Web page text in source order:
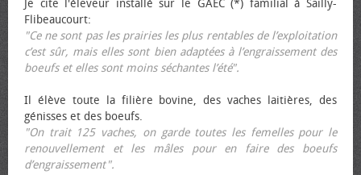
Je cite l'éleveur installé sur le GAEC (*) familial à Sailly-
Flibeaucourt:
"Ce ne sont pas les prairies les plus rentables de l’exploitation
c’est sûr, mais elles sont bien adaptées à l’engraissement des
bœufs et elles sont moins séchantes l’été".
Il élève toute la filière bovine, des vaches laitières, des
génisses et des bœufs.
"On trait 125 vaches, on garde toutes les femelles pour le
renouvellement et les mâles pour en faire des bœufs
d’engraissement".